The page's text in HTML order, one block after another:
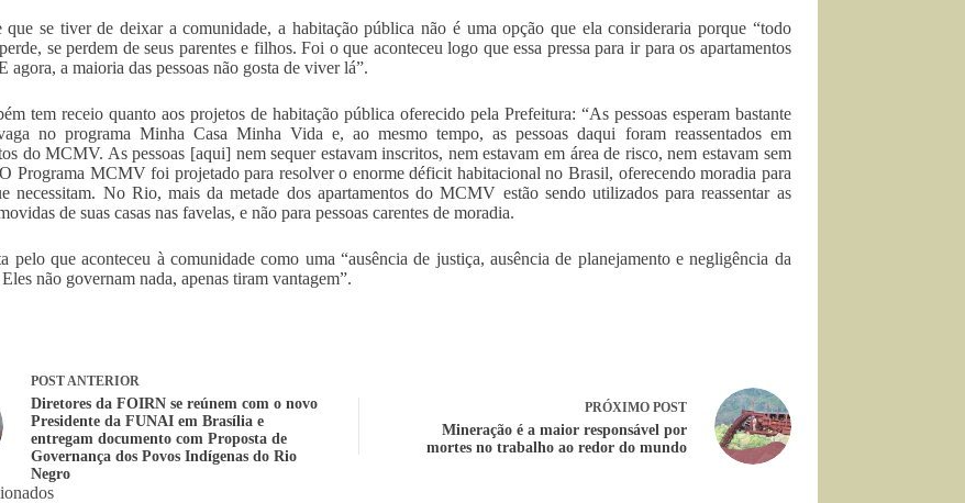
que se tiver de deixar a comunidade, a habitação pública não é uma opção que ela consideraria porque “todo
se perdem de seus parentes e filhos. Foi o que aconteceu logo que essa pressa para ir para os apartamentos
agora, a maioria das pessoas não gosta de viver lá”.
tem receio quanto aos projetos de habitação pública oferecido pela Prefeitura: “As pessoas esperam bastante
no programa Minha Casa Minha Vida e, ao mesmo tempo, as pessoas daqui foram reassentados em
do MCMV. As pessoas [aqui] nem sequer estavam inscritos, nem estavam em área de risco, nem estavam sem
Programa MCMV foi projetado para resolver o enorme déficit habitacional no Brasil, oferecendo moradia para
necessitam. No Rio, mais da metade dos apartamentos do MCMV estão sendo utilizados para reassentar as
de suas casas nas favelas, e não para pessoas carentes de moradia.
pelo que aconteceu à comunidade como uma “ausência de justiça, ausência de planejamento e negligência da
não governam nada, apenas tiram vantagem”.
POSTANTERIOR
Diretores da FOIRN se reúnem com o novo
Presidente da FUNAI em Brasília e
entregam documento com Proposta de
Governança dos Povos Indígenas do Rio
Negro
PRÓXIMO POST
Mineração é a maior responsável por
mortes no trabalho ao redor do mundo